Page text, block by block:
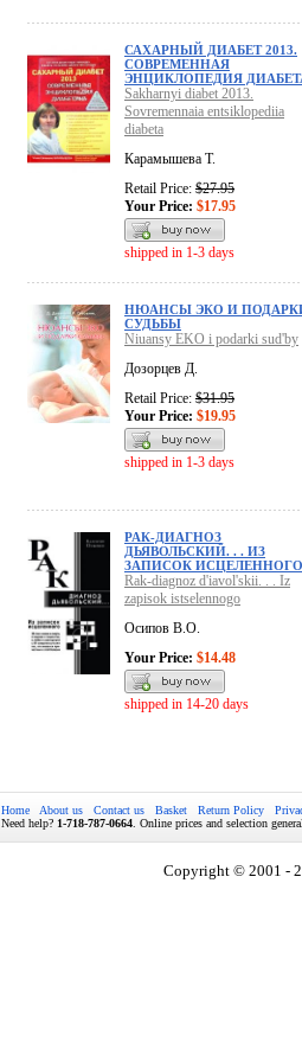
САХАРНЫЙ ДИАБЕТ 2013.
СОВРЕМЕННАЯ
ЭНЦИКЛОПЕДИЯ
Sakharnyi diabet 2013.
Sovremennaia entsiklopediia
diabeta
Карамышева Т.
Retail Price: $27.95
Your Price: $17.95
shipped in 1-3 days
НЮАНСЫ ЭКО И
СУДЬБЫ
Niuansy EKO i podarki sud'by
Дозорцев Д.
Retail Price: $31.95
Your Price: $19.95
shipped in 1-3 days
РАК-ДИАГНОЗ
ДЬЯВОЛЬСКИЙ. . . ИЗ
ЗАПИСОК ИСЦЕЛЕННОГО
Rak-diagnoz d'iavol'skii. . . Iz
zapisok istselennogo
Осипов В.О.
Your Price: $14.48
shipped in 14-20 days
Home About us Contact us Basket Return Policy
Need help? 1-718-787-0664 . Online prices and selection
Copyright © 2001 -